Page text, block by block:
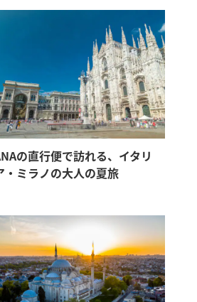
の直行便で訪れる、イタリ
・ミラノの大人の夏旅